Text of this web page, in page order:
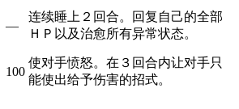
—
连续睡上２回合。回复自己的全部
ＨＰ以及治愈所有异常状态。
100
使对手愤怒。在３回合内让对手只
能使出给予伤害的招式。